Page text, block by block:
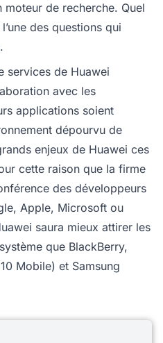
moteur de recherche. Quel
des questions qui
services de Huawei
avec les
applications soient
dépourvu de
enjeux de Huawei ces
cette raison que la firme
des développeurs
Apple, Microsoft ou
saura mieux attirer les
que BlackBerry,
Mobile) et Samsung